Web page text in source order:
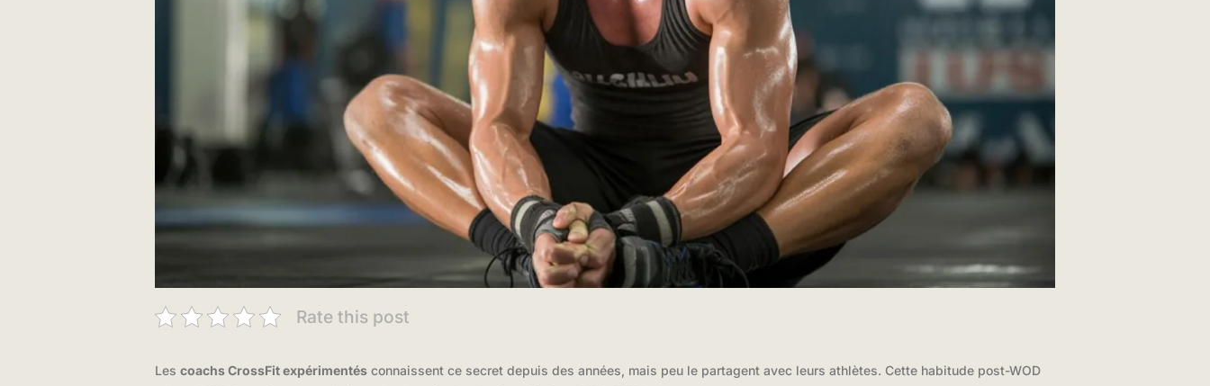
Rate this post
Les coachs CrossFit expérimentés connaissent ce secret depuis des années, mais peu le partagent avec leurs athlètes. Cette habitude post-WOD